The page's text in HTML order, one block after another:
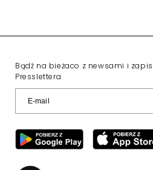
Bądź na bieżaco z newsami i
Presslettera